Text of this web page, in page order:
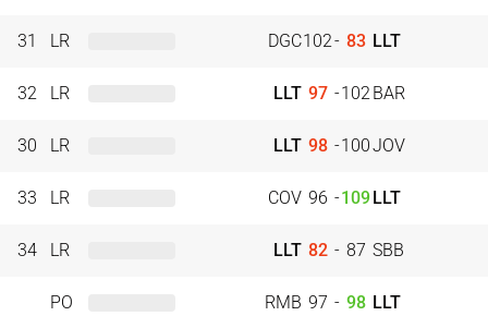
31 LR DGC102- 83 LLT
32 LR LLT 97 -102BAR
30 LR LLT 98 -100JOV
33 LR COV 96 -109LLT
34 LR LLT 82 - 87 SBB
PO RMB 97 - 98 LLT